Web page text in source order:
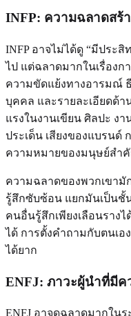
INFP: ความฉลาดสร้
INFP อาจไม่ได้ดู “มีประสิ
ไป แต่ฉลาดมากในเรื่องก
ความขัดแย้งทางอารมณ์
บุคคล และรายละเอียดด้า
แรงในงานเขียน ศิลปะ ง
ประเด็น เสียงของแบรนด์
ความหมายของมนุษย์สำ
ความฉลาดของพวกเขามั
รู้สึกซับซ้อน แยกมันเป็นชั้
คนอื่นรู้สึกเพียงเลือนราง
ได้ การตั้งคำถามกับตนเอ
ได้ยาก
ENFJ: ภาวะผู้นำที่มี
ENFJ อาจดูฉลาดมากใน